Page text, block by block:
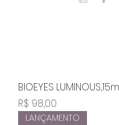
BIOEYES
Preço
R$ 98,00
LANÇAMENTO